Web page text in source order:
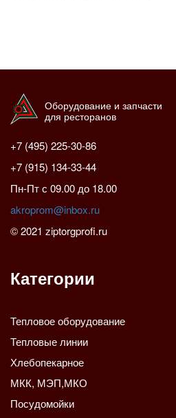
Оборудование и запчасти
для ресторанов
+7 (495) 225-30-86
+7 (915) 134-33-44
Пн-Пт с 09.00 до 18.00
akroprom@inbox.ru
© 2021 ziptorgprofi.ru
Категории
Тепловое оборудование
Тепловые линии
Хлебопекарное
МКК, МЭП,МКО
Посудомойки